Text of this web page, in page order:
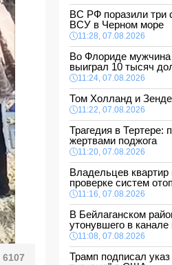
6107
ВС РФ поразили три
ВСУ в Черном море
11:28, 07.08.2026
Во Флориде мужчина
выиграл 10 тысяч
11:24, 07.08.2026
Том Холланд и
11:22, 07.08.2026
Трагедия в Тертере:
жертвами поджога
11:20, 07.08.2026
Владельцев
проверке систем
11:16, 07.08.2026
В Бейлаганском
утонувшего в
11:08, 07.08.2026
Трамп подписал